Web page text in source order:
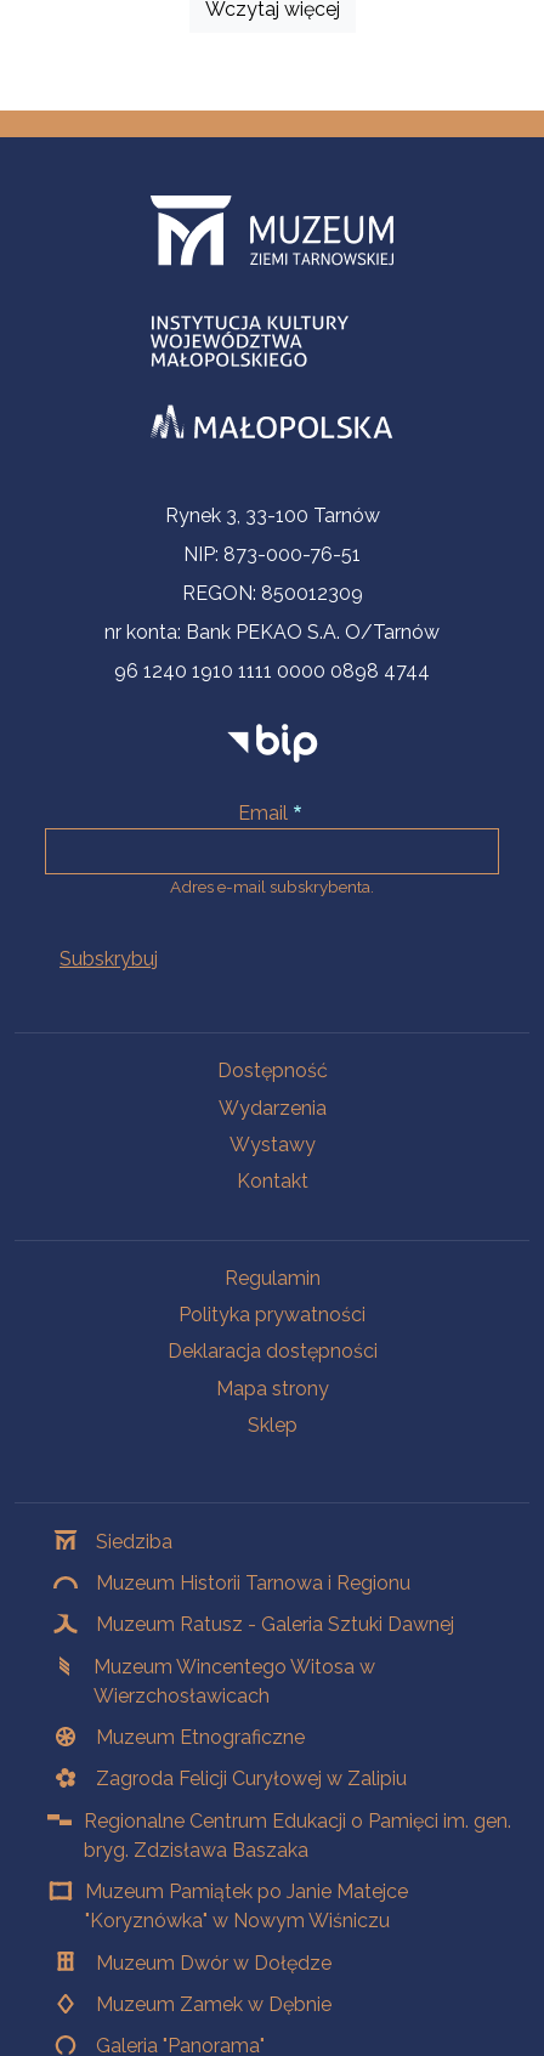
Wczytaj więcej
Informacje kontaktoweRynek 3, 33-100 Tarnów
NIP: 873-000-76-51
REGON: 850012309
nr konta: Bank PEKAO S.A. O/Tarnów
96 1240 1910 1111 0000 0898 4744
Email
Adres e-mail subskrybenta.
Dostępność
Wydarzenia
Wystawy
Kontakt
Regulamin
Polityka prywatności
Deklaracja dostępności
Mapa strony
Sklep
Siedziba
Muzeum Historii Tarnowa i Regionu
Muzeum Ratusz - Galeria Sztuki Dawnej
Muzeum Wincentego Witosa w
Wierzchosławicach
Muzeum Etnograficzne
Zagroda Felicji Curyłowej w Zalipiu
Regionalne Centrum Edukacji o Pamięci im. gen.
bryg. Zdzisława Baszaka
Muzeum Pamiątek po Janie Matejce
"Koryznówka" w Nowym Wiśniczu
Muzeum Dwór w Dołędze
Muzeum Zamek w Dębnie
Galeria "Panorama"